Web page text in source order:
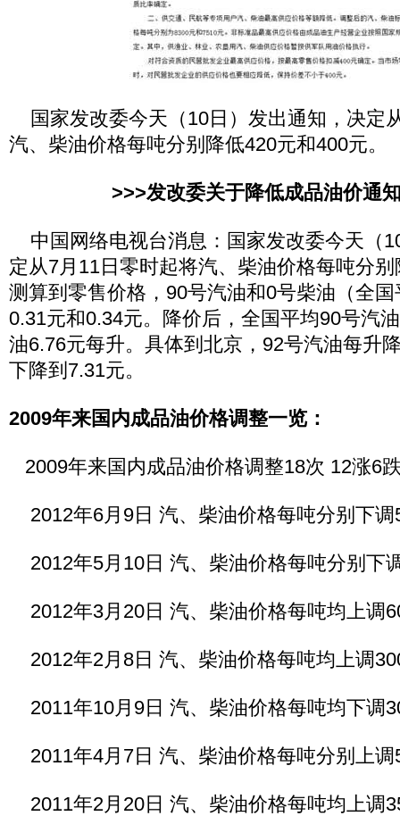
国家发改委今天（10日）发出通知，决定
汽、柴油价格每吨分别降低420元和400元。
>>>发改委关于降低成品油价通
中国网络电视台消息：国家发改委今天（
定从7月11日零时起将汽、柴油价格每吨分
测算到零售价格，90号汽油和0号柴油（全
0.31元和0.34元。降价后，全国平均90号汽
油6.76元每升。具体到北京，92号汽油每升
下降到7.31元。
2009年来国内成品油价格调整一览：
2009年来国内成品油价格调整18次 12涨6
2012年6月9日 汽、柴油价格每吨分别下调
2012年5月10日 汽、柴油价格每吨分别下
2012年3月20日 汽、柴油价格每吨均上调
2012年2月8日 汽、柴油价格每吨均上调
2011年10月9日 汽、柴油价格每吨均下调
2011年4月7日 汽、柴油价格每吨分别上调
2011年2月20日 汽、柴油价格每吨均上调